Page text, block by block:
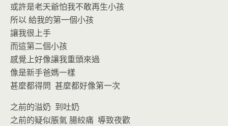
或許是老天爺怕我不敢再生小孩
所以 給我的第一個小孩
讓我很上手
而這第二個小孩
感覺上好像讓我重頭來過
像是新手爸媽一樣
甚麼都得問 甚麼都好像第一次
之前的溢奶 到吐奶
之前的疑似脹氣 腸絞痛 導致夜歡